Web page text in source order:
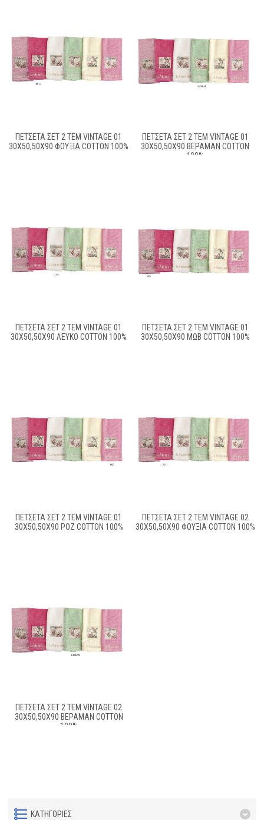
ΠΕΤΣΕΤΑ ΣΕΤ 2 ΤΕΜ VINTAGE 01
30X50,50X90 ΦΟΥΞΙΑ COTTON 100%
ΠΕΤΣΕΤΑ ΣΕΤ 2 ΤΕΜ VINTAGE 01
30X50,50X90 ΒΕΡΑΜΑΝ COTTON
100%
ΠΕΤΣΕΤΑ ΣΕΤ 2 ΤΕΜ VINTAGE 01
30X50,50X90 ΛΕΥΚΟ COTTON 100%
ΠΕΤΣΕΤΑ ΣΕΤ 2 ΤΕΜ VINTAGE 01
30X50,50X90 ΜΩΒ COTTON 100%
ΠΕΤΣΕΤΑ ΣΕΤ 2 ΤΕΜ VINTAGE 01
30X50,50X90 ΡΟΖ COTTON 100%
ΠΕΤΣΕΤΑ ΣΕΤ 2 ΤΕΜ VINTAGE 02
30X50,50X90 ΦΟΥΞΙΑ COTTON 100%
ΠΕΤΣΕΤΑ ΣΕΤ 2 ΤΕΜ VINTAGE 02
30X50,50X90 ΒΕΡΑΜΑΝ COTTON
100%
ΚΑΤΗΓΟΡΊΕΣ